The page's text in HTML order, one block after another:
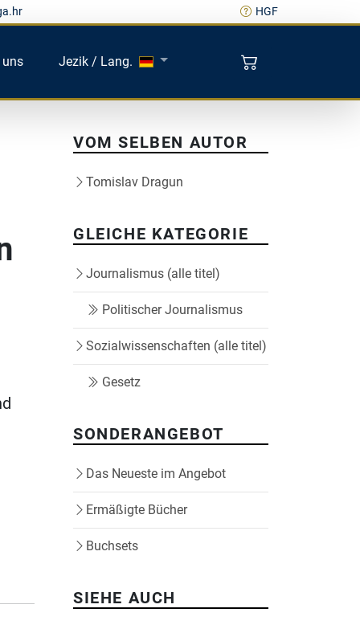
HGF
uns Jezik / Lang.
VOM SELBEN AUTOR
Tomislav Dragun
GLEICHE KATEGORIE
Journalismus (alle titel)
Politischer Journalismus
Sozialwissenschaften (alle titel)
Gesetz
SONDERANGEBOT
Das Neueste im Angebot
Ermäßigte Bücher
Buchsets
SIEHE AUCH